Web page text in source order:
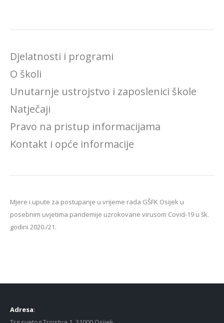
Djelatnosti i programi
O školi
Unutarnje ustrojstvo i zaposlenici škole
Natječaji
Pravo na pristup informacijama
Kontakt i opće informacije
Mjere i upute za postupanje u vrijeme rada GŠFK Osijek u
posebnim uvjetima pandemije uzrokovane virusom Covid-19 u šk.
godini 2020./21.
Adresa: